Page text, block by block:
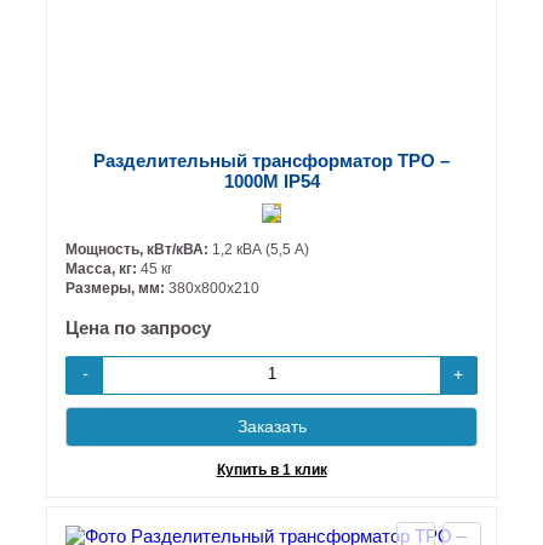
Разделительный трансформатор ТРО –
1000М IP54
Мощность, кВт/кВА: 1,2 кВА (5,5 А)
Масса, кг: 45 кг
Размеры, мм: 380х800х210
Цена по запросу
- +
Заказать
Купить в 1 клик